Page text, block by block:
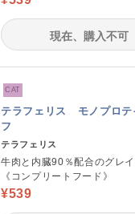
現在、購入不可
CAT
テラフェリス モノプロ
フ
テラフェリス
牛肉と内臓90％配合のグレ
《コンプリートフード》
¥539